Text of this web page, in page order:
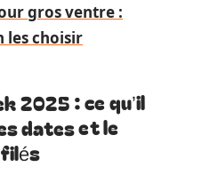
gros ventre :
les choisir
2025 : ce qu’il
dates et le